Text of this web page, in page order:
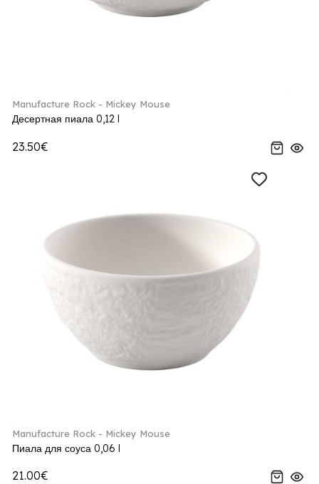
Manufacture Rock - Mickey Mouse
Десертная пиала 0,12 l
23.50€
Manufacture Rock - Mickey Mouse
Пиала для соуса 0,06 l
21.00€